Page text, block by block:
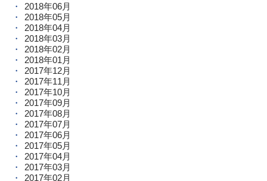
2018年06月
2018年05月
2018年04月
2018年03月
2018年02月
2018年01月
2017年12月
2017年11月
2017年10月
2017年09月
2017年08月
2017年07月
2017年06月
2017年05月
2017年04月
2017年03月
2017年02月